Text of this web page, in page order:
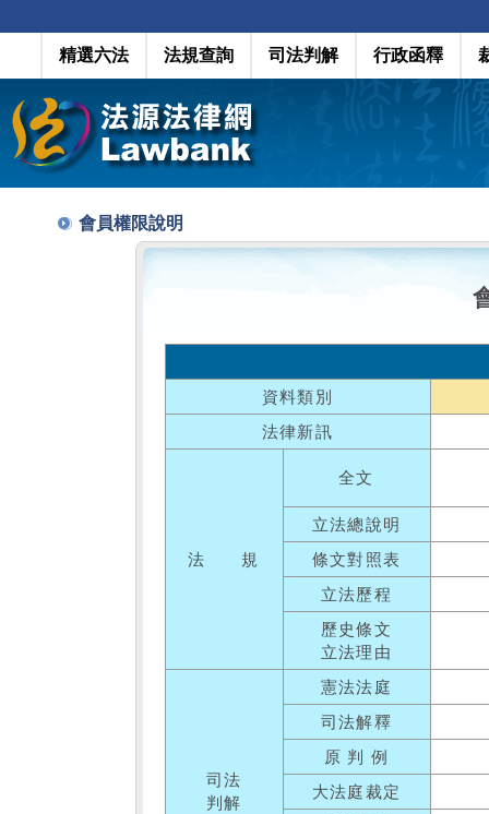
精選六法 法規查詢 司法判解 行政函釋
會員權限說明
資料類別
法律新訊
法 規
全文
立法總說明
條文對照表
立法歷程
歷史條文
立法理由
司法
判解
憲法法庭
司法解釋
原 判 例
大法庭裁定